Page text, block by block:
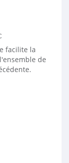
facilite la
de